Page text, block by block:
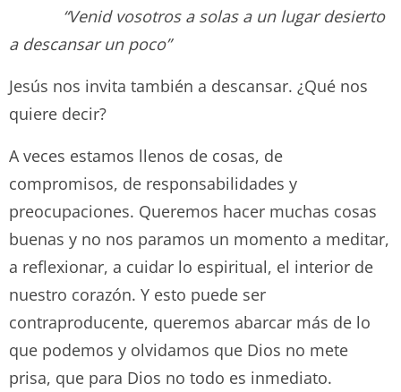
“Venid vosotros a solas a un lugar desierto
a descansar un poco”
Jesús nos invita también a descansar. ¿Qué nos
quiere decir?
A veces estamos llenos de cosas, de
compromisos, de responsabilidades y
preocupaciones. Queremos hacer muchas cosas
buenas y no nos paramos un momento a meditar,
a reflexionar, a cuidar lo espiritual, el interior de
nuestro corazón. Y esto puede ser
contraproducente, queremos abarcar más de lo
que podemos y olvidamos que Dios no mete
prisa, que para Dios no todo es inmediato.